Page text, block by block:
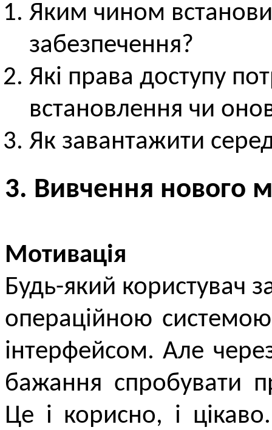
Яким чином
забезпечення?
Які права доступу
встановлення чи
Як завантажити
3. Вивчення нового
Мотивація
Будь-який користувач
операційною
інтерфейсом. Але
бажання спробувати
Це і корисно, і